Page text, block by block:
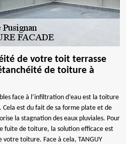
de votre toit terrasse
de toiture à
face à l’infiltration d’eau est la toiture
est du fait de sa forme plate et de
la stagnation des eaux pluviales. Pour
fuite de toiture, la solution efficace est
votre toiture. Face à cela, TANGUY